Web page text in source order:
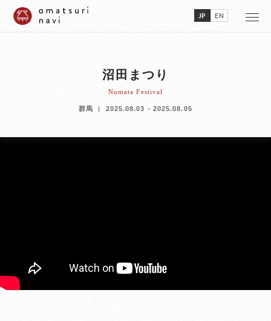
JP EN
沼田まつり
Numata Festival
群馬 2025.08.03 - 2025.08.05